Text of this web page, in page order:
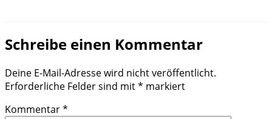
Schreibe einen Kommentar
Deine E-Mail-Adresse wird nicht veröffentlicht.
Erforderliche Felder sind mit* markiert
Kommentar*